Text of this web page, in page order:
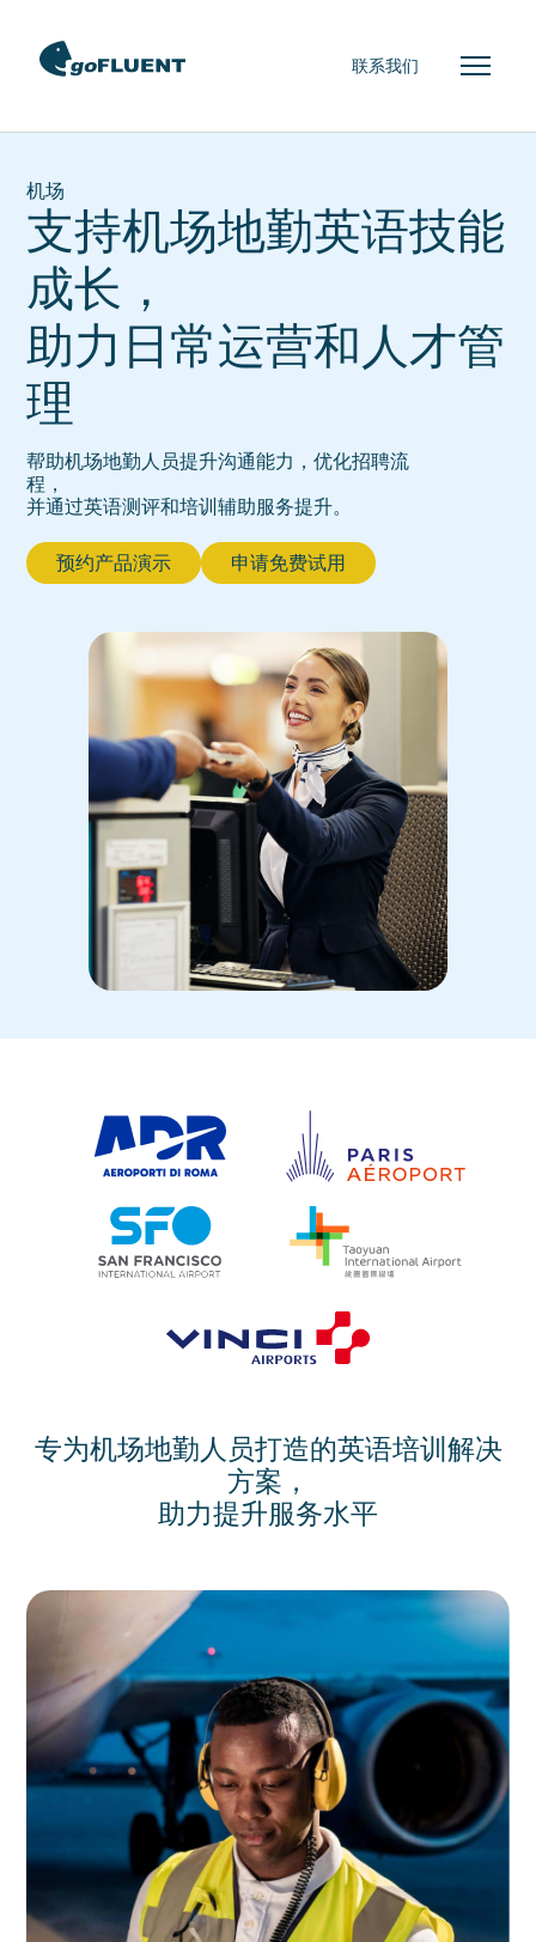
联系我们
机场
支持机场地勤英语技能
成长，
助力日常运营和人才管
理
帮助机场地勤人员提升沟通能力，优化招聘流
程，
并通过英语测评和培训辅助服务提升。
预约产品演示 申请免费试用
专为机场地勤人员打造的英语培训解决
方案，
助力提升服务水平